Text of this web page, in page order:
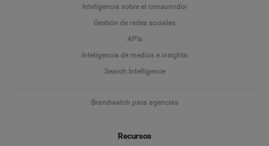
Inteligencia sobre el consumidor
Gestión de redes sociales
APIs
Inteligencia de medios e insights
Search Intelligence
Brandwatch para agencias
Recursos